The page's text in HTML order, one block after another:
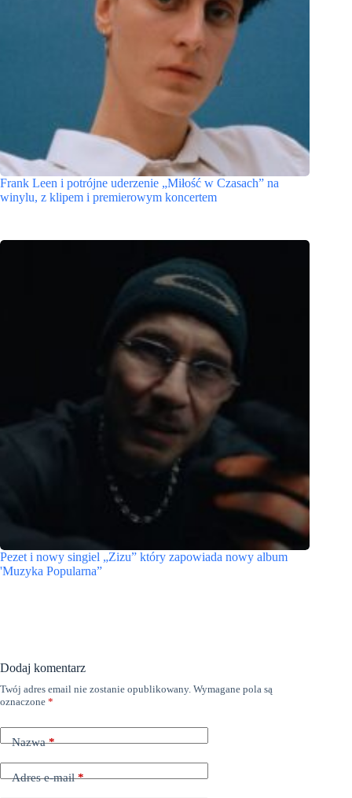
Frank Leen i potrójne uderzenie „Miłość w Czasach” na
winylu, z klipem i premierowym koncertem
Pezet i nowy singiel „Zizu” który zapowiada nowy album
'Muzyka Popularna”
Dodaj komentarz
Twój adres email nie zostanie opublikowany. Wymagane pola są
oznaczone *
Nazwa*
Adres e-mail*